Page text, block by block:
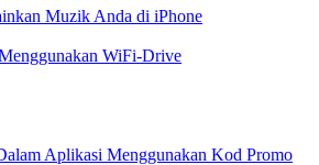
Muzik Anda di iPhone
WiFi-Drive
Aplikasi Menggunakan Kod Promo